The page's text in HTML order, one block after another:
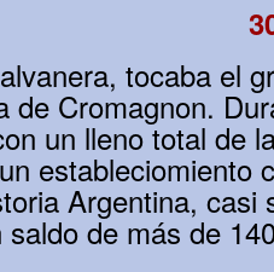
tocaba el
de Cromagnon.
un lleno total de
estableciomiento
Argentina,
de más de